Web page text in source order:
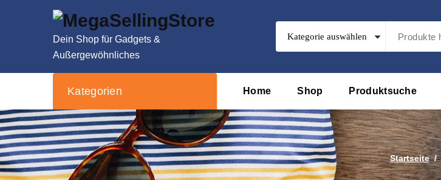
Dein Shop für Gadgets &
Außergewöhnliches
Kategorien Home Shop Produktsuche
Startseite/